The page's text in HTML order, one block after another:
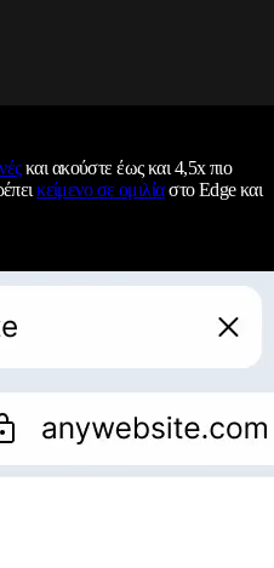
και ακούστε έως και 4,5x πιο
κείμενο σε ομιλίαστο Edge και